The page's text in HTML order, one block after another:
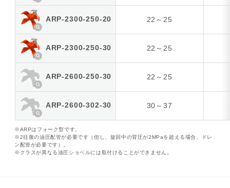
ARP-2300-250-20 22～25
ARP-2300-250-30 22～25
ARP-2600-250-30 22～25
ARP-2600-302-30 30～37
※ARPはフォーク型です。
※2往復の油圧配管が必要です（但し、旋回中の背圧が2MPaを超える場合、ドレ
ン配管が必要です）。
※クラスが異なる油圧ショベルには取付けることができません。